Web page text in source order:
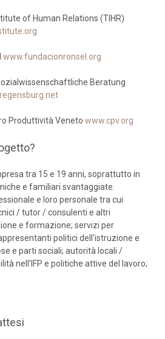
of Human Relations (TIHR)
www.fundacionronsel.org
Beratung
Produttività Veneto www.cpv.org
tra 15 e 19 anni, soprattutto in
e familiari svantaggiate.
e loro personale tra cui
/ tutor / consulenti e altri
e formazione; servizi per
politici dell'istruzione e
e parti sociali; autorità locali /
nell’IFP e politiche attive del lavoro;